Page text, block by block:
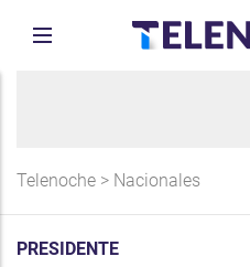
Telenoche > Nacionales
PRESIDENTE